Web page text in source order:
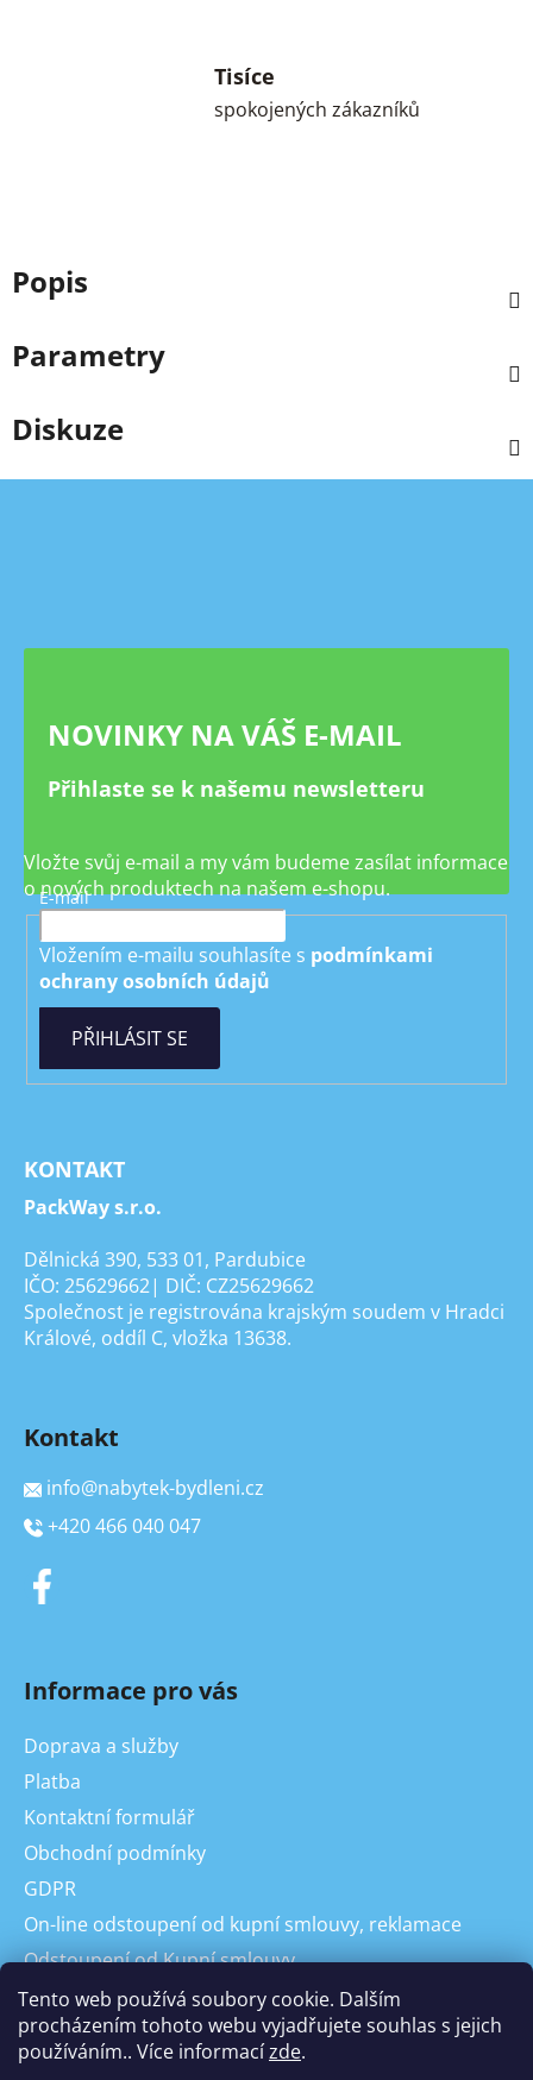
Tento web používá soubory cookie. Dalším
procházením tohoto webu vyjadřujete souhlas s jejich
používáním.. Více informacízde.
Tisíce
spokojených zákazníků
Popis
Parametry
Diskuze
Z
NOVINKY NA VÁŠ E-MAIL
Přihlaste se k našemu newsletteru
Vložte svůj e-mail a my vám budeme zasílat informace
o nových produktech na našem e-shopu.
E-mail
Vložením e-mailu souhlasíte s podmínkami
ochrany osobních údajů
PŘIHLÁSIT SE
KONTAKT
PackWay s.r.o.
Dělnická 390, 533 01, Pardubice
IČO: 25629662| DIČ: CZ25629662
Společnost je registrována krajským soudem v Hradci
Králové, oddíl C, vložka 13638.
Kontakt
info@nabytek-bydleni.cz
+420 466 040 047
Informace pro vás
Doprava a služby
Platba
Kontaktní formulář
Obchodní podmínky
GDPR
On-line odstoupení od kupní smlouvy, reklamace
Odstoupení od Kupní smlouvy
Reklamace